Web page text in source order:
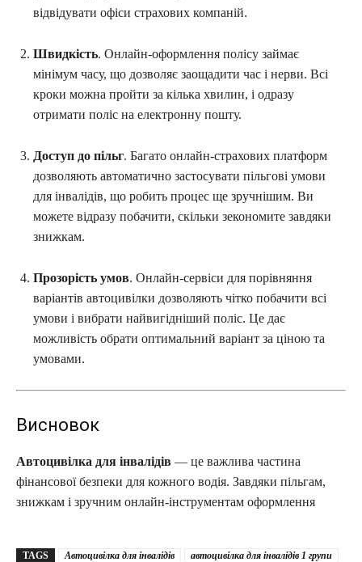
відвідувати офіси страхових компаній.
Швидкість. Онлайн-оформлення полісу займає
мінімум часу, що дозволяє заощадити час і нерви. Всі
кроки можна пройти за кілька хвилин, і одразу
отримати поліс на електронну пошту.
Доступ до пільг. Багато онлайн-страхових платформ
дозволяють автоматично застосувати пільгові умови
для інвалідів, що робить процес ще зручнішим. Ви
можете відразу побачити, скільки зекономите завдяки
знижкам.
Прозорість умов. Онлайн-сервіси для порівняння
варіантів автоцивілки дозволяють чітко побачити всі
умови і вибрати найвигідніший поліс. Це дає
можливість обрати оптимальний варіант за ціною та
умовами.
Висновок
Автоцивілка для інвалідів — це важлива частина
фінансової безпеки для кожного водія. Завдяки пільгам,
знижкам і зручним онлайн-інструментам оформлення
TAGS Автоцивілка для інвалідів
автоцивілка для інвалідів 1 групи